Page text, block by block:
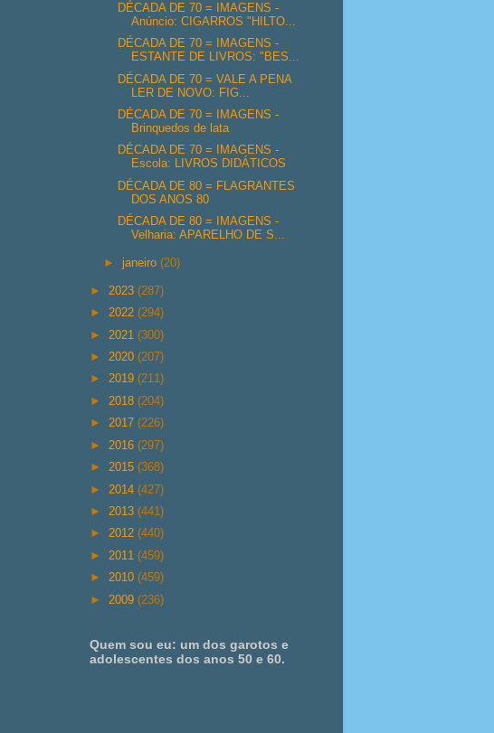
DÉCADA DE 70 = IMAGENS -
Anúncio: CIGARROS "HILTO...
DÉCADA DE 70 = IMAGENS -
ESTANTE DE LIVROS: "BES...
DÉCADA DE 70 = VALE A PENA
LER DE NOVO: FIG...
DÉCADA DE 70 = IMAGENS -
Brinquedos de lata
DÉCADA DE 70 = IMAGENS -
Escola: LIVROS DIDÁTICOS
DÉCADA DE 80 = FLAGRANTES
DOS ANOS 80
DÉCADA DE 80 = IMAGENS -
Velharia: APARELHO DE S...
►janeiro(20)
► 2023 (287)
► 2022 (294)
► 2021 (300)
► 2020 (207)
► 2019 (211)
► 2018 (204)
► 2017 (226)
► 2016 (297)
► 2015 (368)
► 2014 (427)
► 2013 (441)
► 2012 (440)
► 2011 (459)
► 2010 (459)
► 2009 (236)
Quem sou eu: um dos garotos e
adolescentes dos anos 50 e 60.